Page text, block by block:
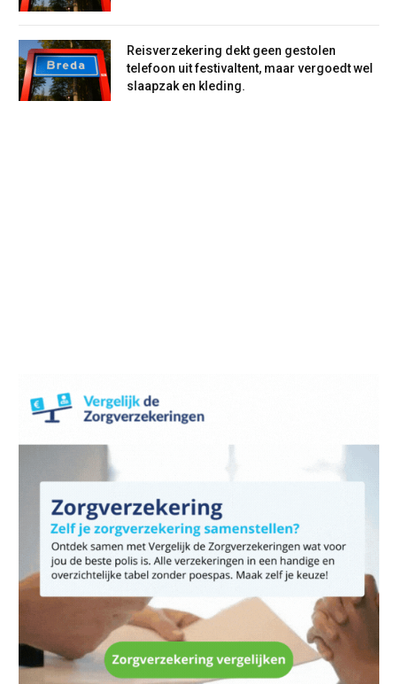
Reisverzekering dekt geen gestolen
telefoon uit festivaltent, maar vergoedt wel
slaapzak en kleding.